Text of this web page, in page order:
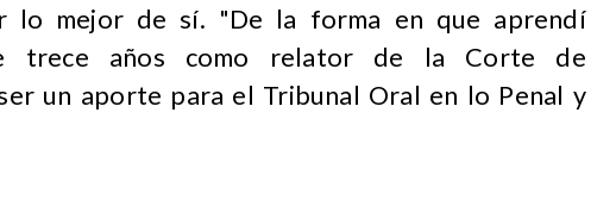
lo mejor de sí. "De la forma en que aprendí
trece años como relator de la Corte de
un aporte para el Tribunal Oral en lo Penal y